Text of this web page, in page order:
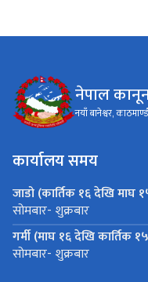
नेपाल
नयाँ बानेश्वर,
कार्यालय समय
जाडो (कार्तिक १६ देखि माघ
सोमबार- शुक्रबार
गर्मी (माघ १६ देखि कार्तिक
सोमबार- शुक्रबार